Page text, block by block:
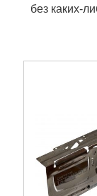
без каких-